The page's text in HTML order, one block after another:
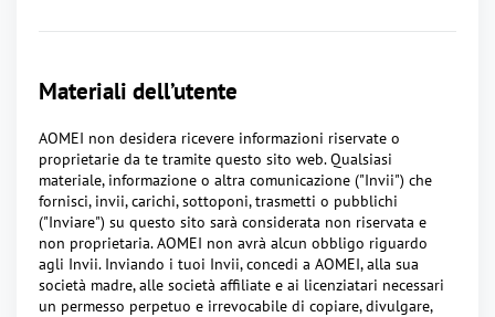
Materiali dell’utente
AOMEI non desidera ricevere informazioni riservate o
proprietarie da te tramite questo sito web. Qualsiasi
materiale, informazione o altra comunicazione ("Invii") che
fornisci, invii, carichi, sottoponi, trasmetti o pubblichi
("Inviare") su questo sito sarà considerata non riservata e
non proprietaria. AOMEI non avrà alcun obbligo riguardo
agli Invii. Inviando i tuoi Invii, concedi a AOMEI, alla sua
società madre, alle società affiliate e ai licenziatari necessari
un permesso perpetuo e irrevocabile di copiare, divulgare,